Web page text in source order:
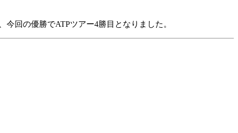
回の優勝でATPツアー4勝目となりました。